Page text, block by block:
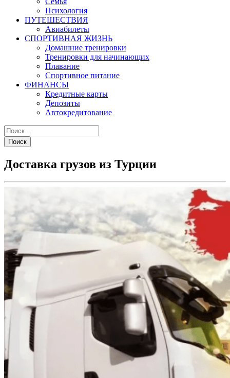
Психология
ПУТЕШЕСТВИЯ
Авиабилеты
СПОРТИВНАЯ ЖИЗНЬ
Домашние тренировки
Тренировки для начинающих
Плавание
Спортивное питание
ФИНАНСЫ
Кредитные карты
Депозиты
Автокредитование
Доставка грузов из Турции